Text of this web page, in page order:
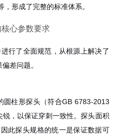
形成了完整的标准体系。
心参数要求
行了全面规范，从根源上解决了
差问题。
圆柱形探头（符合GB 6783-2013
，以保证穿刺一致性。探头面积
此探头规格的统一是保证数据可